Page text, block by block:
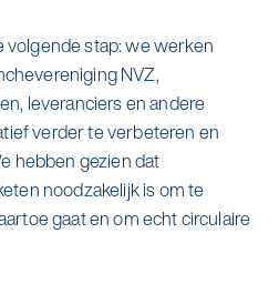
volgende stap: we werken
NVZ,
leveranciers en andere
verder te verbeteren en
hebben gezien dat
noodzakelijk is om te
gaat en om echt circulaire